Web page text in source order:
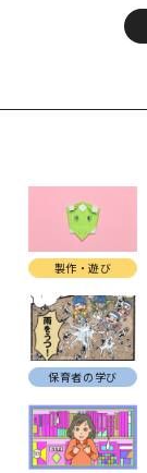
製作・遊び
保育者の学び